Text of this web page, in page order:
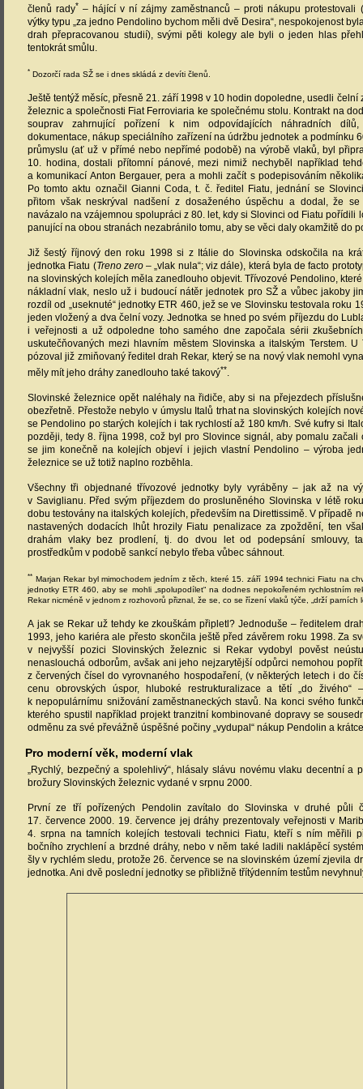
členů rady* – hájící v ní zájmy zaměstnanců – proti nákupu protestovali
výtky typu „za jedno Pendolino bychom měli dvě Desira“, nespokojenost
drah přepracovanou studií), svými pěti kolegy ale byli o jeden hlas
tentokrát smůlu.
* Dozorčí rada SŽ se i dnes skládá z devíti členů.
Ještě tentýž měsíc, přesně 21. září 1998 v 10 hodin dopoledne, usedli čelní
železnic a společnosti Fiat Ferroviaria ke společnému stolu. Kontrakt na
souprav zahrnující pořízení k nim odpovídajících náhradních
dokumentace, nákup speciálního zařízení na údržbu jednotek a podmínku
průmyslu (ať už v přímé nebo nepřímé podobě) na výrobě vlaků, byl
10. hodina, dostali přítomní pánové, mezi nimiž nechyběl například
a komunikací Anton Bergauer, pera a mohli začít s podepisováním
Po tomto aktu označil Gianni Coda, t. č. ředitel Fiatu, jednání se
přitom však neskrýval nadšení z dosaženého úspěchu a dodal, že se
navázalo na vzájemnou spolupráci z 80. let, kdy si Slovinci od Fiatu pořídili
panující na obou stranách nezabránilo tomu, aby se věci daly okamžitě do
Již šestý říjnový den roku 1998 si z Itálie do Slovinska odskočila na
jednotka Fiatu (Treno zero– „vlak nula“; viz dále), která byla de facto
na slovinských kolejích měla zanedlouho objevit. Třívozové Pendolino,
nákladní vlak, neslo už i budoucí nátěr jednotek pro SŽ a vůbec jakoby
rozdíl od „useknuté“ jednotky ETR 460, jež se ve Slovinsku testovala roku
jeden vložený a dva čelní vozy. Jednotka se hned po svém příjezdu do
i veřejnosti a už odpoledne toho samého dne započala sérii
uskutečňovaných mezi hlavním městem Slovinska a italským Terstem.
pózoval již zmiňovaný ředitel drah Rekar, který se na nový vlak nemohl
měly mít jeho dráhy zanedlouho také takový**.
Slovinské železnice opět naléhaly na řidiče, aby si na přejezdech
obezřetně. Přestože nebylo v úmyslu Italů trhat na slovinských kolejích
se Pendolino po starých kolejích i tak rychlostí až 180 km/h. Své kufry si
později, tedy 8. října 1998, což byl pro Slovince signál, aby pomalu začali
se jim konečně na kolejích objeví i jejich vlastní Pendolino – výroba
železnice se už totiž naplno rozběhla.
Všechny tři objednané třívozové jednotky byly vyráběny – jak až na
v Saviglianu. Před svým příjezdem do prosluněného Slovinska v létě
dobu testovány na italských kolejích, především na Direttissimě. V případě
nastavených dodacích lhůt hrozily Fiatu penalizace za zpoždění, ten
drahám vlaky bez prodlení, tj. do dvou let od podepsání smlouvy,
prostředkům v podobě sankcí nebylo třeba vůbec sáhnout.
** Marjan Rekar byl mimochodem jedním z těch, které 15. září 1994 technici Fiatu na
jednotky ETR 460, aby se mohli „spolupodílet“ na dodnes nepokořeném rychlostním
Rekar nicméně v jednom z rozhovorů přiznal, že se, co se řízení vlaků týče, „drží parních
A jak se Rekar už tehdy ke zkouškám připletl? Jednoduše – ředitelem
1993, jeho kariéra ale přesto skončila ještě před závěrem roku 1998. Za
v nejvyšší pozici Slovinských železnic si Rekar vydobyl pověst
nenaslouchá odborům, avšak ani jeho nejzarytější odpůrci nemohou
z červených čísel do vyrovnaného hospodaření, (v některých letech i do
cenu obrovských úspor, hluboké restrukturalizace a tětí „do živého“
k nepopulárnímu snižování zaměstnaneckých stavů. Na konci svého
kterého spustil například projekt tranzitní kombinované dopravy se
odměnu za své převážně úspěšné počiny „vydupal“ nákup Pendolin a
Pro moderní věk, moderní vlak
„Rychlý, bezpečný a spolehlivý“, hlásaly slávu novému vlaku decentní a
brožury Slovinských železnic vydané v srpnu 2000.
První ze tří pořízených Pendolin zavítalo do Slovinska v druhé půli
17. července 2000. 19. července jej dráhy prezentovaly veřejnosti v
4. srpna na tamních kolejích testovali technici Fiatu, kteří s ním měřili
bočního zrychlení a brzdné dráhy, nebo v něm také ladili naklápěcí
šly v rychlém sledu, protože 26. července se na slovinském území zjevila
jednotka. Ani dvě poslední jednotky se přibližně třítýdenním testům